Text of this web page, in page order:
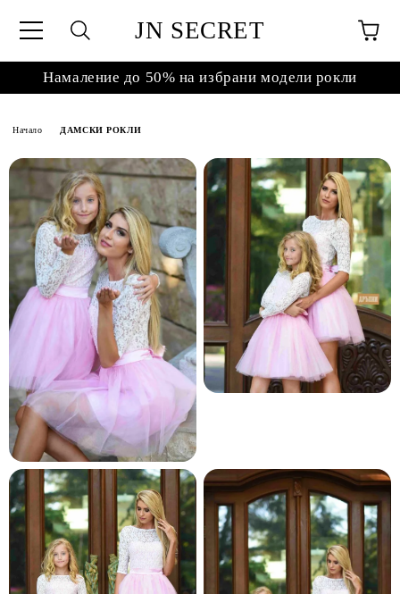
JN SECRET
и по лични мерки
Намаление до 50% на избрани модели рокли
Начало ДАМСКИ РОКЛИ